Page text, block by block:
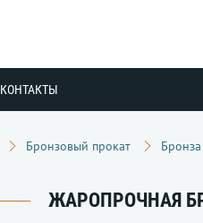
КОНТАКТЫ
Бронзовый прокат Бронза
ЖАРОПРОЧНАЯ